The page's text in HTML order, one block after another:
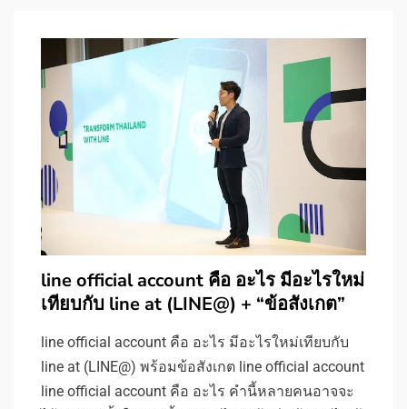
line official account คือ อะไร มีอะไรใหม่
เทียบกับ line at (LINE@) + “ข้อสังเกต”
line official account คือ อะไร มีอะไรใหม่เทียบกับ
line at (LINE@) พร้อมข้อสังเกต line official account
line official account คือ อะไร คำนี้หลายคนอาจจะ